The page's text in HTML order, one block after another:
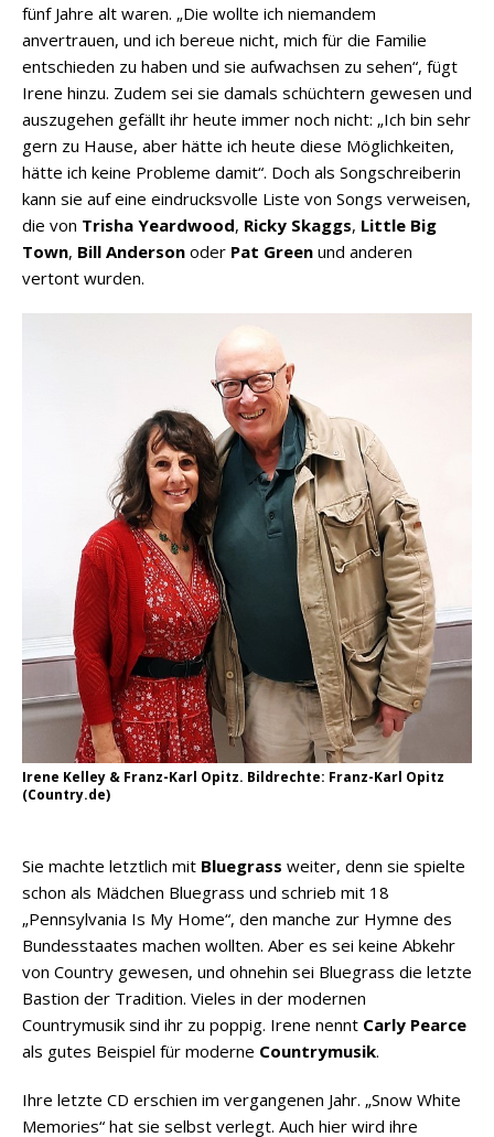
fünf Jahre alt waren. „Die wollte ich niemandem
anvertrauen, und ich bereue nicht, mich für die Familie
entschieden zu haben und sie aufwachsen zu sehen“, fügt
Irene hinzu. Zudem sei sie damals schüchtern gewesen und
auszugehen gefällt ihr heute immer noch nicht: „Ich bin sehr
gern zu Hause, aber hätte ich heute diese Möglichkeiten,
hätte ich keine Probleme damit“. Doch als Songschreiberin
kann sie auf eine eindrucksvolle Liste von Songs verweisen,
die von Trisha Yeardwood, Ricky Skaggs, Little Big
Town, Bill Anderson oder Pat Green und anderen
vertont wurden.
Irene Kelley & Franz-Karl Opitz. Bildrechte: Franz-Karl Opitz
(Country.de)
Sie machte letztlich mit Bluegrass weiter, denn sie spielte
schon als Mädchen Bluegrass und schrieb mit 18
„Pennsylvania Is My Home“, den manche zur Hymne des
Bundesstaates machen wollten. Aber es sei keine Abkehr
von Country gewesen, und ohnehin sei Bluegrass die letzte
Bastion der Tradition. Vieles in der modernen
Countrymusik sind ihr zu poppig. Irene nennt Carly Pearce
als gutes Beispiel für moderne Countrymusik.
Ihre letzte CD erschien im vergangenen Jahr. „Snow White
Memories“ hat sie selbst verlegt. Auch hier wird ihre